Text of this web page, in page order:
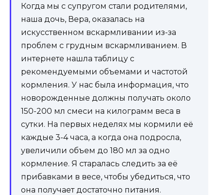
Когда мы с супругом стали родителями,
наша дочь, Вера, оказалась на
искусственном вскармливании из-за
проблем с грудным вскармливанием. В
интернете нашла таблицу с
рекомендуемыми объемами и частотой
кормления. У нас была информация, что
новорожденные должны получать около
150-200 мл смеси на килограмм веса в
сутки. На первых неделях мы кормили её
каждые 3-4 часа, а когда она подросла,
увеличили объем до 180 мл за одно
кормление. Я старалась следить за её
прибавками в весе, чтобы убедиться, что
она получает достаточно питания.